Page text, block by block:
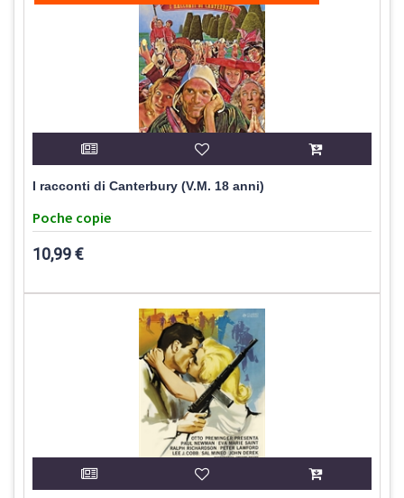
I racconti di Canterbury (V.M. 18 anni)
Poche copie
10,99 €